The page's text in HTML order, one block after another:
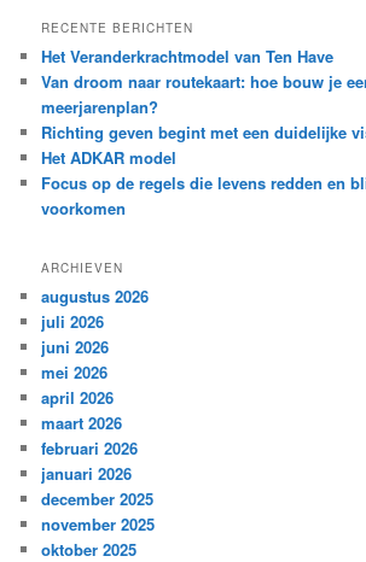
k
n
RECENTE BERICHTEN
Het Veranderkrachtmodel van Ten Have
Van droom naar routekaart: hoe bouw je
meerjarenplan?
Richting geven begint met een duidelijke
Het ADKAR model
Focus op de regels die levens redden en
voorkomen
ARCHIEVEN
augustus 2026
juli 2026
juni 2026
mei 2026
april 2026
maart 2026
februari 2026
januari 2026
december 2025
november 2025
oktober 2025